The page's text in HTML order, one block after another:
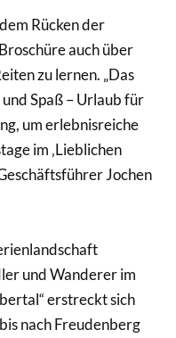
Rücken der
auch über
zu lernen. „Das
Spaß – Urlaub für
um erlebnisreiche
im ‚Lieblichen
Jochen
und Wanderer im
erstreckt sich
nach Freudenberg